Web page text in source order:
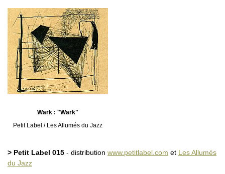
Wark : "Wark"
Petit Label / Les Allumés du Jazz
> Petit Label 015 - distribution www.petitlabel.com et Les Allumés
du Jazz